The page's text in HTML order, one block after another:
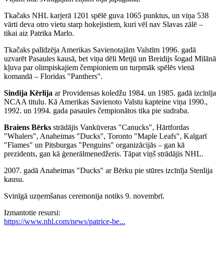
Tkačaks NHL karjerā 1201 spēlē guva 1065 punktus, un viņa 538
vārti deva otro vietu starp hokejistiem, kuri vēl nav Slavas zālē –
tikai aiz Patrika Marlo.
Tkačaks palīdzēja Amerikas Savienotajām Valstīm 1996. gadā
uzvarēt Pasaules kausā, bet viņa dēli Metjū un Breidijs šogad Milānā
kļuva par olimpiskajiem čempioniem un turpmāk spēlēs vienā
komandā – Floridas "Panthers".
Sindija Kērlija ar Providensas koledžu 1984. un 1985. gadā izcīnīja
NCAA titulu. Kā Amerikas Savienoto Valstu kapteine viņa 1990.,
1992. un 1994. gada pasaules čempionātos tika pie sudraba.
Braiens Bērks strādājis Vankūveras "Canucks", Hārtfordas
"Whalers", Anaheimas "Ducks", Toronto "Maple Leafs", Kalgarī
"Flames" un Pitsburgas "Penguins" organizācijās – gan kā
prezidents, gan kā ģenerālmenedžeris. Tāpat viņš strādājis NHL.
2007. gadā Anaheimas "Ducks" ar Bērku pie stūres izcīnīja Stenlija
kausu.
Svinīgā uzņemšanas ceremonija notiks 9. novembrī.
Izmantotie resursi:
https://www.nhl.com/news/patrice-be...